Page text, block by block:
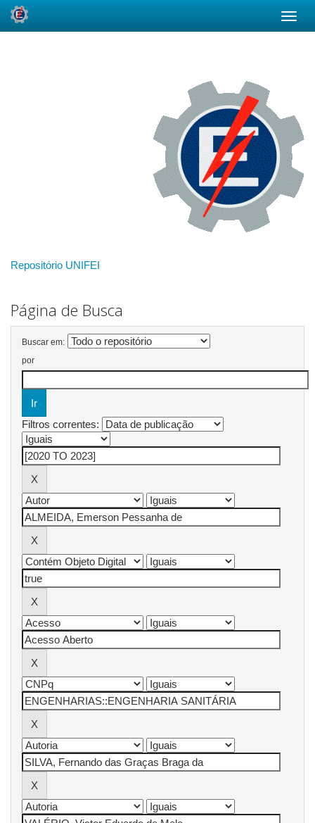
Repositório UNIFEI
Página de Busca
Buscar em:
por
Filtros correntes: